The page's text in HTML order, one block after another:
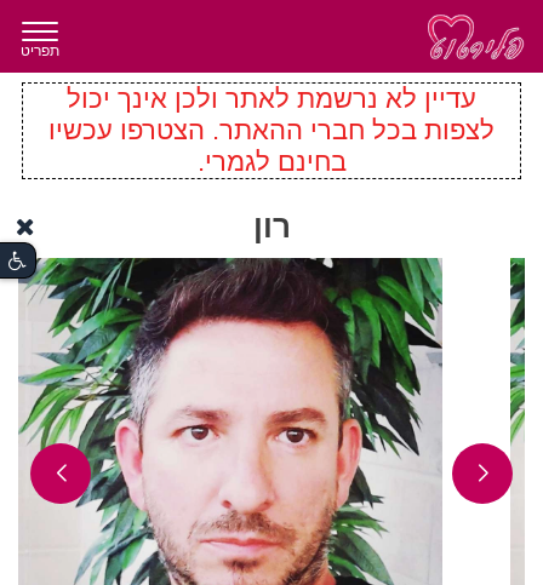
תפריט
עדיין לא נרשמת לאתר ולכן אינך יכול
לצפות בכל חברי ההאתר. הצטרפו עכשיו
בחינם לגמרי.
רון